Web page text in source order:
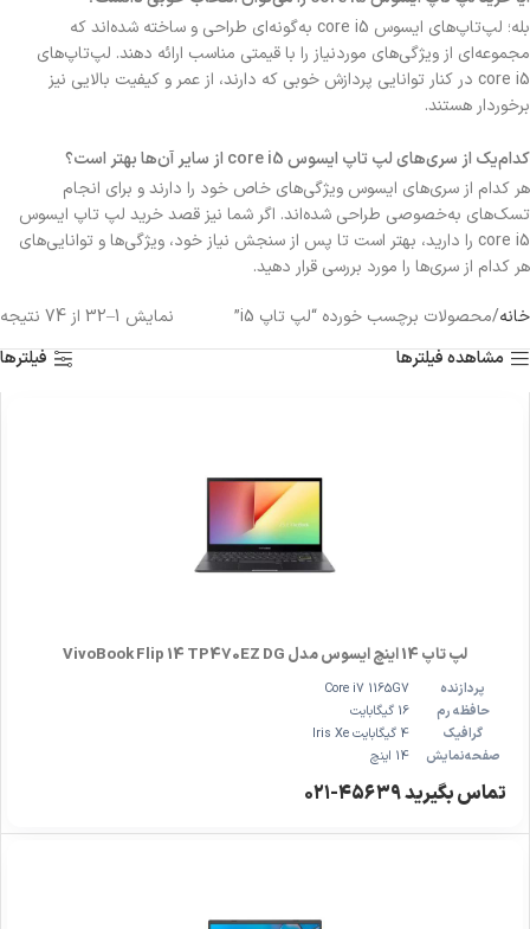
بله؛ لپ‌تاپ‌های ایسوس core i5 به‌گونه‌ای طراحی و ساخته شده‌اند که
مجموعه‌ای از ویژگی‌های موردنیاز را با قیمتی مناسب ارائه دهند. لپ‌تاپ‌های
core i5 در کنار توانایی پردازش خوبی که دارند، از عمر و کیفیت بالایی نیز
برخوردار هستند.
کدام‌یک از سری‌های لپ تاپ ایسوس core i5 از سایر آن‌ها بهتر است؟
هر کدام از سری‌های ایسوس ویژگی‌های خاص خود را دارند و برای انجام
تسک‌های به‌خصوصی طراحی شده‌اند. اگر شما نیز قصد خرید لپ تاپ ایسوس
core i5 را دارید، بهتر است تا پس از سنجش نیاز خود، ویژگی‌ها و توانایی‌های
هر کدام از سری‌ها را مورد بررسی قرار دهید.
خانه محصولات برچسب خورده “لپ تاپ i5”
نمایش 1–32 از 74 نتیجه
مشاهده فیلترها
فیلترها
لپ تاپ 14 اینچ ایسوس مدل VivoBook Flip 14 TP470EZ DG
پردازنده
Core i7 1165G7
حافظه رم
16 گیگابایت
گرافیک
4 گیگابایت Iris Xe
صفحه‌نمایش
14 اینچ
تماس بگیرید ۴۵۶۳۹-۰۲۱